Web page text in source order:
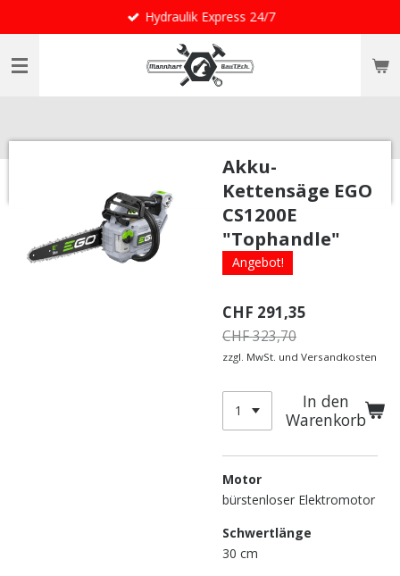
Hauptinhalt
springen
Hydraulik Express 24/7
Akku-
Kettensäge EGO
CS1200E
"Tophandle"
Angebot!
CHF 291,35
CHF 323,70
zzgl. MwSt. und Versandkosten
In den
Warenkorb
Motor
bürstenloser Elektromotor
Schwertlänge
30 cm